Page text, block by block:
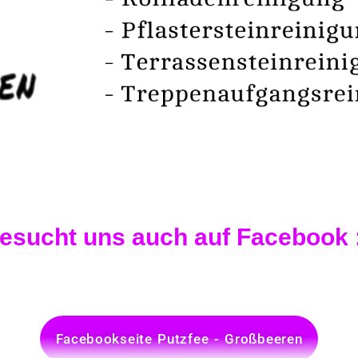
uns auch auf Facebook
Facebookseite Putzfee - Großbeeren